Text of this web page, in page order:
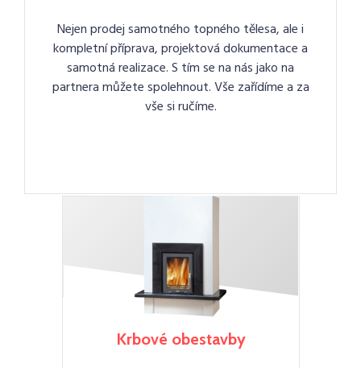
Nejen prodej samotného topného tělesa, ale i
kompletní příprava, projektová dokumentace a
samotná realizace. S tím se na nás jako na
partnera můžete spolehnout. Vše zařídíme a za
vše si ručíme.
Krbové obestavby